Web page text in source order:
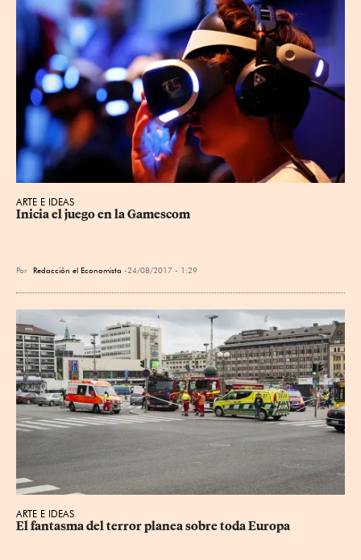
ARTE E IDEAS
Inicia el juego en la Gamescom
Por Redacción el Economista 24/08/2017 - 1:29
ARTE E IDEAS
El fantasma del terror planea sobre toda Europa